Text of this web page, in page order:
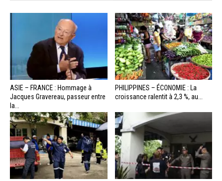
ASIE – FRANCE : Hommage à
Jacques Gravereau, passeur entre
la...
PHILIPPINES – ÉCONOMIE : La
croissance ralentit à 2,3 %, au...